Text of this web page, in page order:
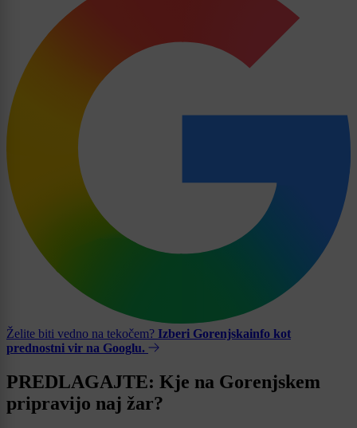
Želite biti vedno na tekočem? Izberi Gorenjskainfo kot
prednostni vir na Googlu.
PREDLAGAJTE: Kje na Gorenjskem
pripravijo naj žar?